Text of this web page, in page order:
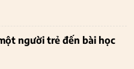
người trẻ đến bài học